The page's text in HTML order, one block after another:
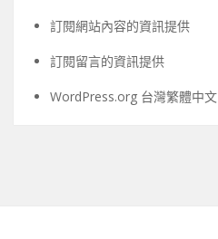
訂閱網站內容的資訊提供
訂閱留言的資訊提供
WordPress.org 台灣繁體中文